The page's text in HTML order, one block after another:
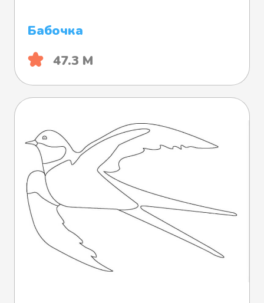
Бабочка
47.3 М